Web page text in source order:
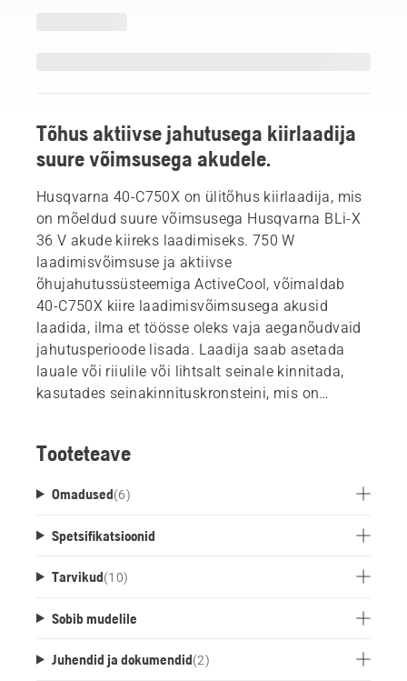
Tõhus aktiivse jahutusega kiirlaadija
suure võimsusega akudele.
Husqvarna 40-C750X on ülitõhus kiirlaadija, mis
on mõeldud suure võimsusega Husqvarna BLi-X
36 V akude kiireks laadimiseks. 750 W
laadimisvõimsuse ja aktiivse
õhujahutussüsteemiga ActiveCool, võimaldab
40-C750X kiire laadimisvõimsusega akusid
laadida, ilma et töösse oleks vaja aeganõudvaid
jahutusperioode lisada. Laadija saab asetada
lauale või riiulile või lihtsalt seinale kinnitada,
kasutades seinakinnituskronsteini, mis on
Tooteteave
Omadused(6)
Spetsifikatsioonid
Tarvikud(10)
Sobib mudelile
Juhendid ja dokumendid(2)